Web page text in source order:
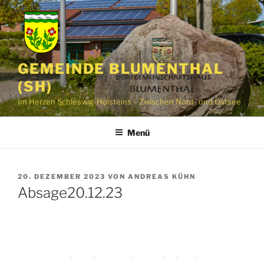
Zum
Inhalt
springen
GEMEINDE BLUMENTHAL
(SH)
Im Herzen Schleswig-Holsteins – Zwischen Nord- und Ostsee
Menü
VERÖFFENTLICHT
AM
20. DEZEMBER 2023 VON ANDREAS KÜHN
Absage20.12.23